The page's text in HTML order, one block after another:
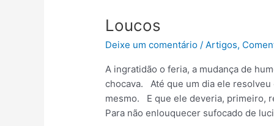
Loucos
Deixe um comentário / Artigos,
A ingratidão o feria, a mudança de
chocava. Até que um dia ele
mesmo. E que ele deveria, primeiro,
Para não enlouquecer sufocado de
Loucos